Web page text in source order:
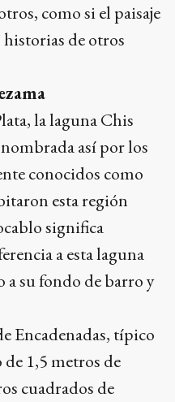
como si el paisaje
de otros
la laguna Chis
así por los
conocidos como
esta región
significa
a esta laguna
a su fondo de barro y
Encadenadas, típico
de 1,5 metros de
cuadrados de